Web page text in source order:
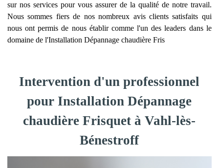
sur nos services pour vous assurer de la qualité de notre travail.
Nous sommes fiers de nos nombreux avis clients satisfaits qui
nous ont permis de nous établir comme l'un des leaders dans le
domaine de l'Installation Dépannage chaudière Fris
Intervention d'un professionnel
pour Installation Dépannage
chaudière Frisquet à Vahl-lès-
Bénestroff